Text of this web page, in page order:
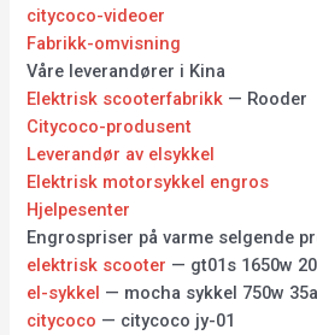
citycoco-videoer
Fabrikk-omvisning
Våre leverandører i Kina
Elektrisk scooterfabrikk — Rooder
Citycoco-produsent
Leverandør av elsykkel
Elektrisk motorsykkel engros
Hjelpesenter
Engrospriser på varme selgende
elektrisk scooter — gt01s 1650w
el-sykkel — mocha sykkel 750w
citycoco — citycoco jy-01